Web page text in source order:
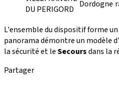
DU PERIGORD Dordogne
L'ensemble du dispositif forme
panorama démontre un modèle
la sécurité et leSecoursdans la
Partager